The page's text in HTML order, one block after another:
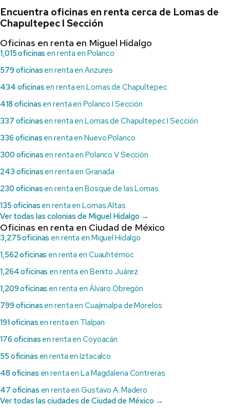
Encuentra oficinas en renta cerca de Lomas de
Chapultepec I Sección
Oficinas en renta en Miguel Hidalgo
1,015 oficinas en renta en Polanco
579 oficinas en renta en Anzures
434 oficinas en renta en Lomas de Chapultepec
418 oficinas en renta en Polanco I Sección
337 oficinas en renta en Lomas de Chapultepec I Sección
336 oficinas en renta en Nuevo Polanco
300 oficinas en renta en Polanco V Sección
243 oficinas en renta en Granada
230 oficinas en renta en Bosque de las Lomas
135 oficinas en renta en Lomas Altas
Ver todas las colonias de Miguel Hidalgo →
Oficinas en renta en Ciudad de México
3,275 oficinas en renta en Miguel Hidalgo
1,562 oficinas en renta en Cuauhtémoc
1,264 oficinas en renta en Benito Juárez
1,209 oficinas en renta en Álvaro Obregón
799 oficinas en renta en Cuajimalpa de Morelos
191 oficinas en renta en Tlalpan
176 oficinas en renta en Coyoacán
55 oficinas en renta en Iztacalco
48 oficinas en renta en La Magdalena Contreras
47 oficinas en renta en Gustavo A. Madero
Ver todas las ciudades de Ciudad de México →